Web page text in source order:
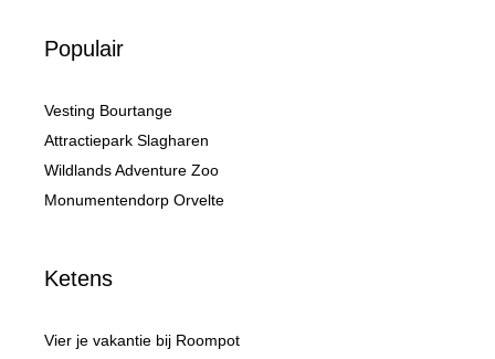
Populair
Vesting Bourtange
Attractiepark Slagharen
Wildlands Adventure Zoo
Monumentendorp Orvelte
Ketens
Vier je vakantie bij Roompot